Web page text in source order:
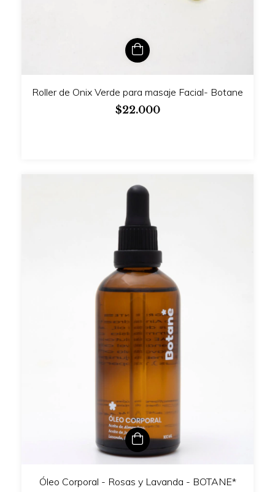
Roller de Onix Verde para masaje Facial- Botane
$22.000
Óleo Corporal - Rosas y Lavanda - BOTANE*